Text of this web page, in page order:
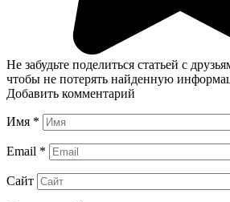
Не забудьте поделиться статьей с
чтобы не потерять найденную
Добавить комментарий
Имя *
Email *
Сайт